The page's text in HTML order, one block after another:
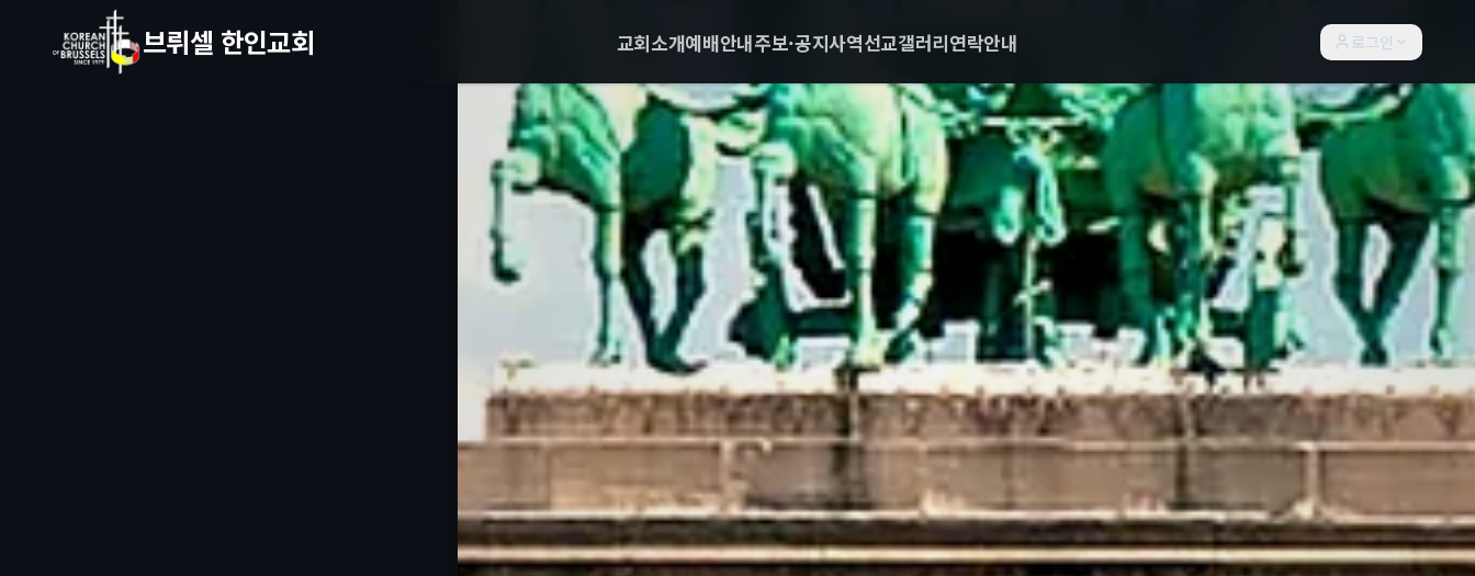
브뤼셀 한인교회 교회소개예배안내주보·공지사역선교갤러리연락안내 로그인